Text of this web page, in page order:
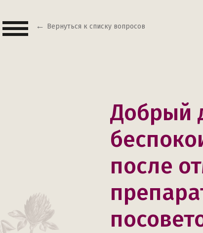
Вернуться к списку вопросов
Добрый
после